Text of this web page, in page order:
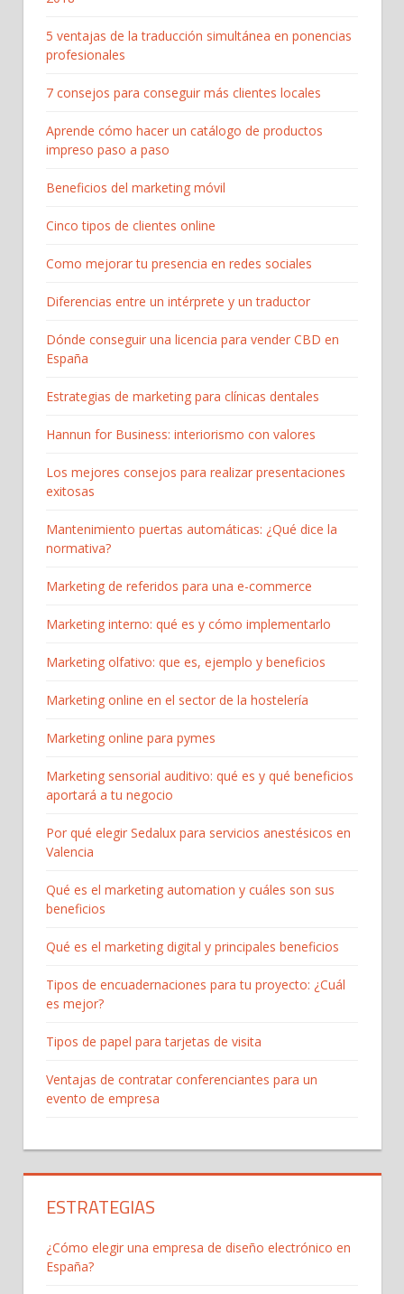
5 ventajas de la traducción simultánea en ponencias
profesionales
7 consejos para conseguir más clientes locales
Aprende cómo hacer un catálogo de productos
impreso paso a paso
Beneficios del marketing móvil
Cinco tipos de clientes online
Como mejorar tu presencia en redes sociales
Diferencias entre un intérprete y un traductor
Dónde conseguir una licencia para vender CBD en
España
Estrategias de marketing para clínicas dentales
Hannun for Business: interiorismo con valores
Los mejores consejos para realizar presentaciones
exitosas
Mantenimiento puertas automáticas: ¿Qué dice la
normativa?
Marketing de referidos para una e-commerce
Marketing interno: qué es y cómo implementarlo
Marketing olfativo: que es, ejemplo y beneficios
Marketing online en el sector de la hostelería
Marketing online para pymes
Marketing sensorial auditivo: qué es y qué beneficios
aportará a tu negocio
Por qué elegir Sedalux para servicios anestésicos en
Valencia
Qué es el marketing automation y cuáles son sus
beneficios
Qué es el marketing digital y principales beneficios
Tipos de encuadernaciones para tu proyecto: ¿Cuál
es mejor?
Tipos de papel para tarjetas de visita
Ventajas de contratar conferenciantes para un
evento de empresa
ESTRATEGIAS
¿Cómo elegir una empresa de diseño electrónico en
España?